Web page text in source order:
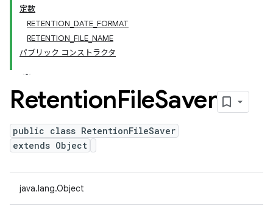
定数
RETENTION_DATE_FORMAT
RETENTION_FILE_NAME
パブリック コンストラクタ
RetentionFileSaver
public class RetentionFileSaver
extends Object
java.lang.Object